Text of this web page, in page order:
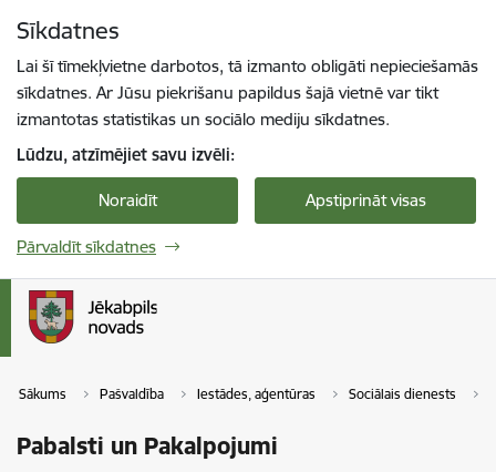
Sīkdatnes
Lai šī tīmekļvietne darbotos, tā izmanto obligāti nepieciešamās
sīkdatnes. Ar Jūsu piekrišanu papildus šajā vietnē var tikt
izmantotas statistikas un sociālo mediju sīkdatnes.
Lūdzu, atzīmējiet savu izvēli:
Noraidīt Apstiprināt visas
Pārvaldīt sīkdatnes
Sākums Pašvaldība Iestādes, aģentūras Sociālais dienests
Pabalsti un Pakalpojumi